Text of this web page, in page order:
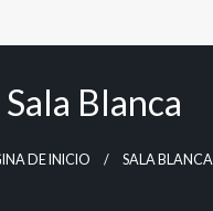
Sala Blanca
DE INICIO SALA BLANCA